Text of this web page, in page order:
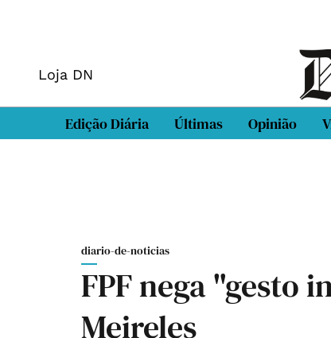
Loja DN
Edição Diária Últimas Opinião
diario-de-noticias
FPF nega "gesto
Meireles